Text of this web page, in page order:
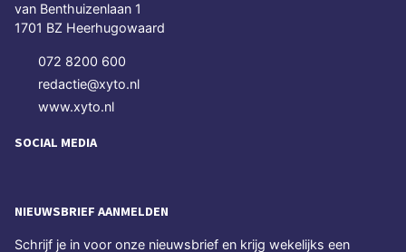
van Benthuizenlaan 1
1701 BZ Heerhugowaard
072 8200 600
redactie@xyto.nl
www.xyto.nl
SOCIAL MEDIA
NIEUWSBRIEF AANMELDEN
Schrijf je in voor onze nieuwsbrief en krijg wekelijks een